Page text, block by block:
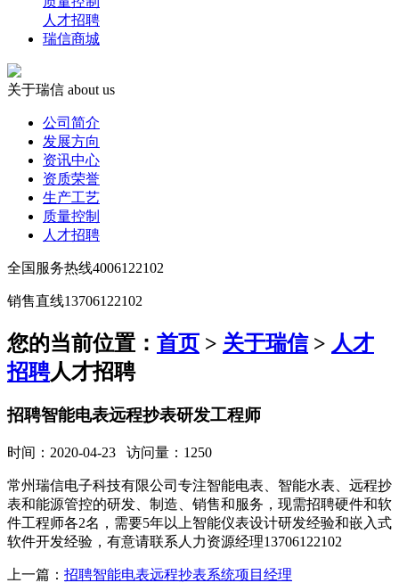
人才招聘
瑞信商城
关于瑞信 about us
公司简介
发展方向
资讯中心
资质荣誉
生产工艺
质量控制
人才招聘
全国服务热线4006122102
销售直线13706122102
您的当前位置： 首页 > 关于瑞信> 人才
招聘人才招聘
招聘智能电表远程抄表研发工程师
时间：2020-04-23 访问量：1250
常州瑞信电子科技有限公司专注智能电表、智能水表、远程抄
表和能源管控的研发、制造、销售和服务，现需招聘硬件和软
件工程师各2名，需要5年以上智能仪表设计研发经验和嵌入式
软件开发经验，有意请联系人力资源经理13706122102
上一篇： 招聘智能电表远程抄表系统项目经理